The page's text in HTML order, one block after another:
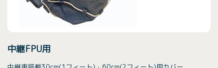
中継FPU用